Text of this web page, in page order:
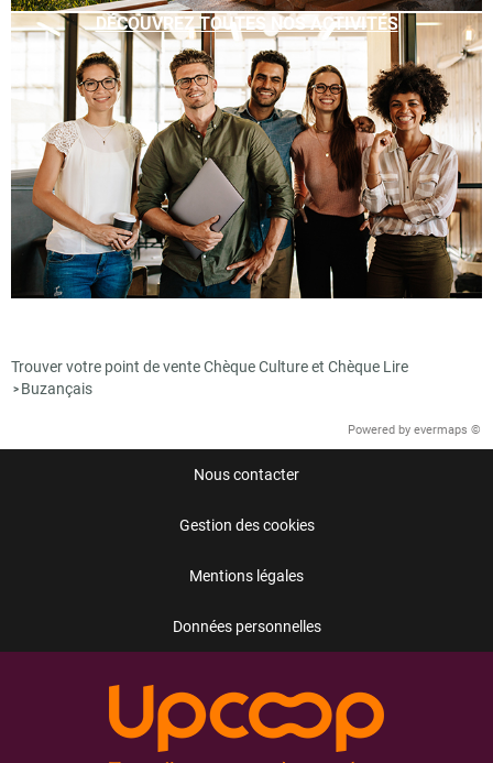
DÉCOUVREZ TOUTES NOS ACTIVITÉS
Trouver votre point de vente Chèque Culture et Chèque Lire
> Buzançais
Powered by evermaps ©
Nous contacter
Gestion des cookies
Mentions légales
Données personnelles